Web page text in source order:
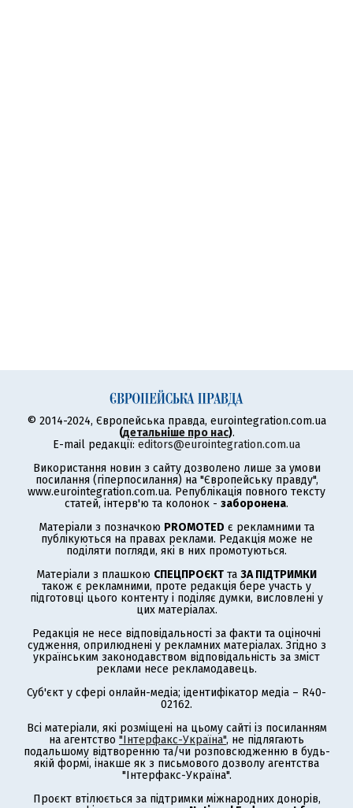
© 2014-2024, Європейська правда, eurointegration.com.ua
(детальніше про нас).
E-mail редакції: editors@eurointegration.com.ua
Використання новин з сайту дозволено лише за умови
посилання (гіперпосилання) на "Європейську правду",
www.eurointegration.com.ua. Републікація повного тексту
статей, інтерв'ю та колонок - заборонена.
Матеріали з позначкою PROMOTED є рекламними та
публікуються на правах реклами. Редакція може не
поділяти погляди, які в них промотуються.
Матеріали з плашкою СПЕЦПРОЄКТ та ЗА ПІДТРИМКИ
також є рекламними, проте редакція бере участь у
підготовці цього контенту і поділяє думки, висловлені у
цих матеріалах.
Редакція не несе відповідальності за факти та оціночні
судження, оприлюднені у рекламних матеріалах. Згідно з
українським законодавством відповідальність за зміст
реклами несе рекламодавець.
Суб'єкт у сфері онлайн-медіа; ідентифікатор медіа – R40-
02162.
Всі матеріали, які розміщені на цьому сайті із посиланням
на агентство "Інтерфакс-Україна", не підлягають
подальшому відтворенню та/чи розповсюдженню в будь-
якій формі, інакше як з письмового дозволу агентства
"Інтерфакс-Україна".
Проєкт втілюється за підтримки міжнародних донорів,